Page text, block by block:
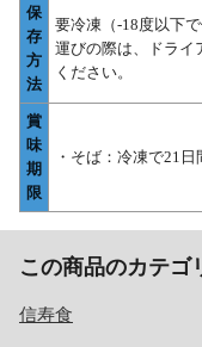
保
存
方
法
要冷凍（-18度以下
運びの際は、ドライ
ください。
賞
味
期
限
・そば：冷凍で21日
この商品のカテゴ
信寿食